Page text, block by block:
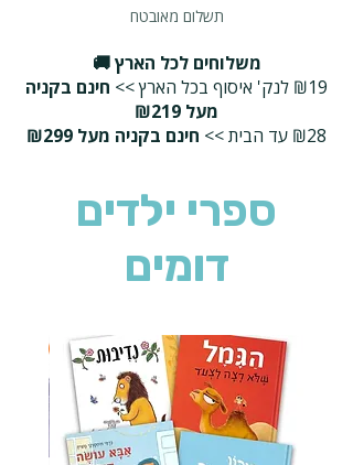
תשלום מאובטח
משלוחים לכל הארץ 🚚
₪19 לנק' איסוף בכל הארץ >>
חינם בקניה
מעל ₪219
₪28 עד הבית >>
חינם בקניה מעל ₪299
ספרי ילדים
דומים